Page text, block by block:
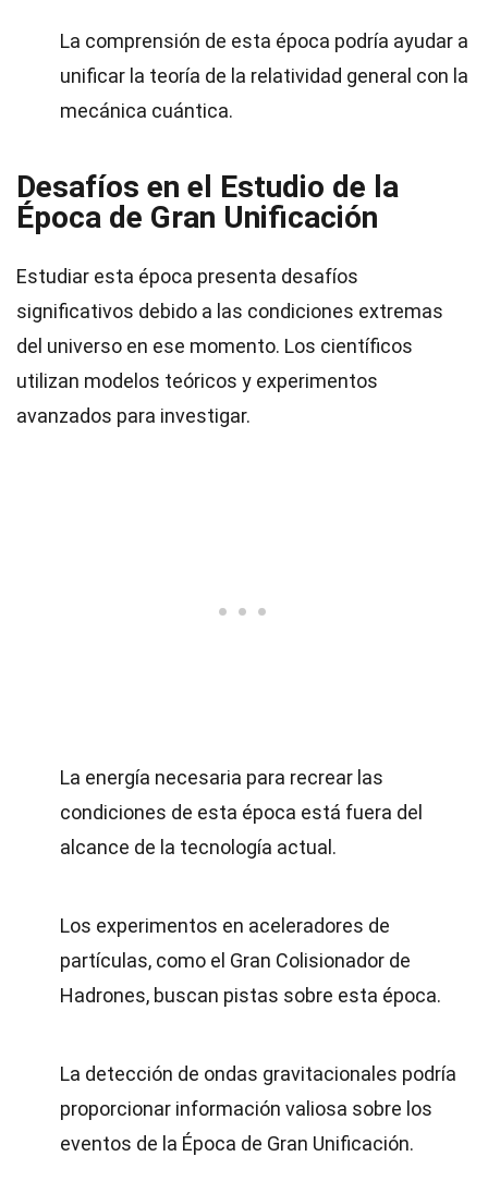
La comprensión de esta época podría ayudar a
unificar la teoría de la relatividad general con la
mecánica cuántica.
Desafíos en el Estudio de la
Época de Gran Unificación
Estudiar esta época presenta desafíos
significativos debido a las condiciones extremas
del universo en ese momento. Los científicos
utilizan modelos teóricos y experimentos
avanzados para investigar.
La energía necesaria para recrear las
condiciones de esta época está fuera del
alcance de la tecnología actual.
Los experimentos en aceleradores de
partículas, como el Gran Colisionador de
Hadrones, buscan pistas sobre esta época.
La detección de ondas gravitacionales podría
proporcionar información valiosa sobre los
eventos de la Época de Gran Unificación.